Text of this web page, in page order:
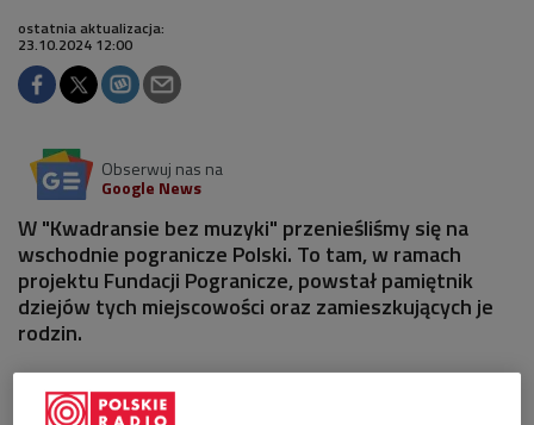
ostatnia aktualizacja:
23.10.2024 12:00
Obserwuj nas na
Google News
W "Kwadransie bez muzyki" przenieśliśmy się na
wschodnie pogranicze Polski. To tam, w ramach
projektu Fundacji Pogranicze, powstał pamiętnik
dziejów tych miejscowości oraz zamieszkujących je
rodzin.